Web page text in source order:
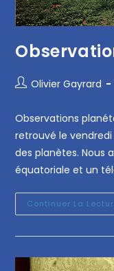
Olivier Gayrard
Observations
retrouvé le
des planètes. Nous
équatoriale et un
Continuer La